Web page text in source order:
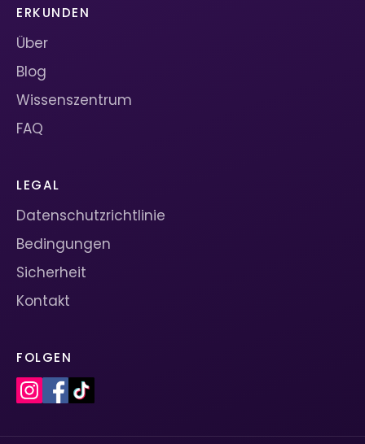
ERKUNDEN
Über
Blog
Wissenszentrum
FAQ
LEGAL
Datenschutzrichtlinie
Bedingungen
Sicherheit
Kontakt
FOLGEN